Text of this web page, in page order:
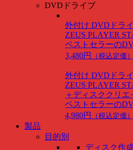
DVDドライブ
外付け DVDドラ
ZEUS PLAYER
ベストセラーの
3,480円
（税込定価）
外付け DVDドラ
ZEUS PLAYER
＋ディスククリ
ベストセラーの
4,980円
（税込定価）
製品
目的別
ディスク作